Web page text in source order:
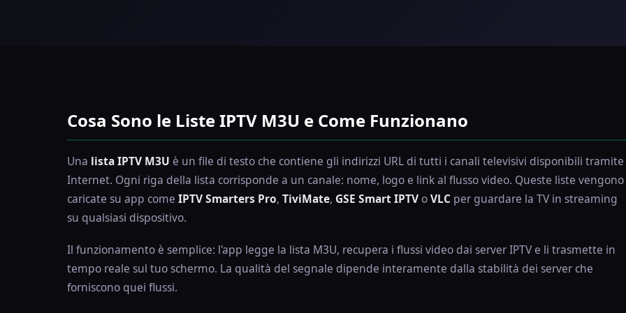
Cosa Sono le Liste IPTV M3U e Come Funzionano
Una lista IPTV M3U è un file di testo che contiene gli indirizzi URL di tutti i canali televisivi disponibili tramite
Internet. Ogni riga della lista corrisponde a un canale: nome, logo e link al flusso video. Queste liste vengono
caricate su app come IPTV Smarters Pro, TiviMate, GSE Smart IPTV oVLC per guardare la TV in streaming
su qualsiasi dispositivo.
Il funzionamento è semplice: l'app legge la lista M3U, recupera i flussi video dai server IPTV e li trasmette in
tempo reale sul tuo schermo. La qualità del segnale dipende interamente dalla stabilità dei server che
forniscono quei flussi.